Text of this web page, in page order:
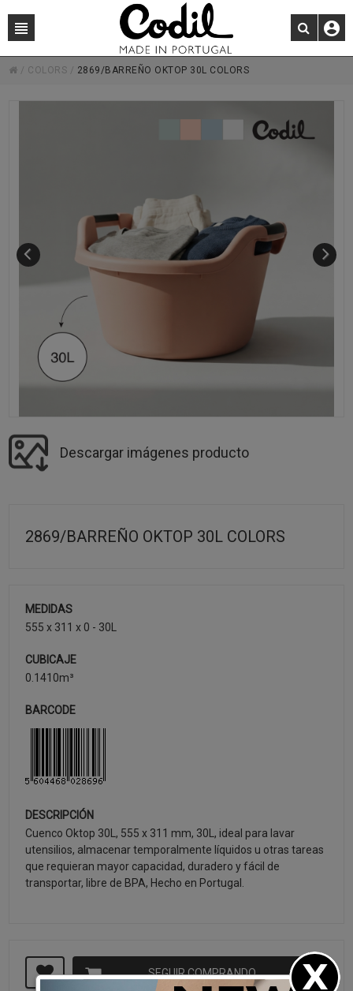
/ COLORS / 2869/BARREÑO OKTOP 30L COLORS
Descargar imágenes producto
2869/BARREÑO OKTOP 30L COLORS
MEDIDAS
555 x 311 x 0 - 30L
CUBICAJE
0.1410m³
BARCODE
DESCRIPCIÓN
Cuenco Oktop 30L, 555 x 311 mm, 30L, ideal para lavar
utensilios, almacenar temporalmente líquidos u otras tareas
que requieran mayor capacidad, duradero y fácil de
transportar, libre de BPA, Hecho en Portugal.
SEGUIR COMPRANDO